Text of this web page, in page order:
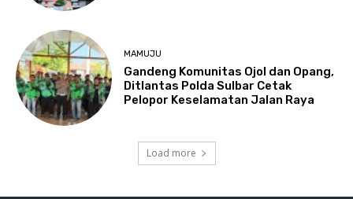
MAMUJU
Gandeng Komunitas Ojol dan Opang,
Ditlantas Polda Sulbar Cetak
Pelopor Keselamatan Jalan Raya
Load more